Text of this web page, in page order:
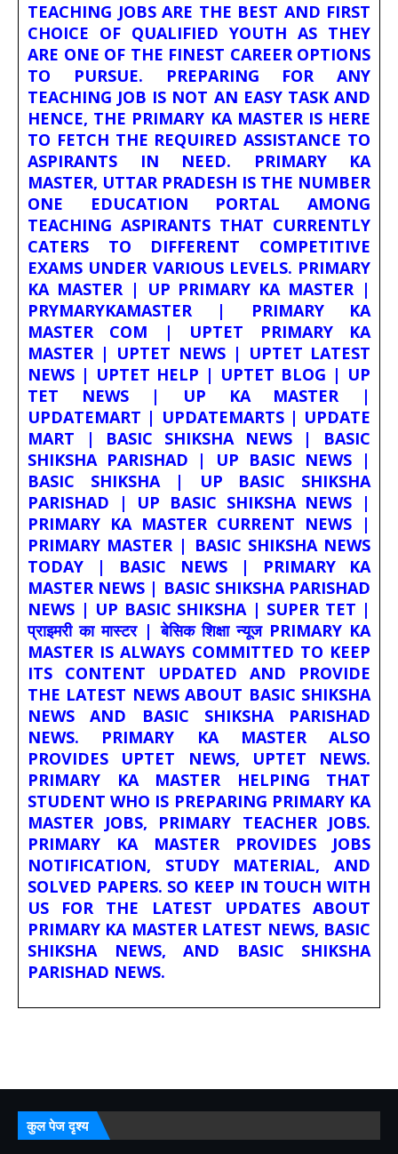
TEACHING JOBS ARE THE BEST AND FIRST
CHOICE OF QUALIFIED YOUTH AS THEY
ARE ONE OF THE FINEST CAREER OPTIONS
TO PURSUE. PREPARING FOR ANY
TEACHING JOB IS NOT AN EASY TASK AND
HENCE, THE PRIMARY KA MASTER IS HERE
TO FETCH THE REQUIRED ASSISTANCE TO
ASPIRANTS IN NEED. PRIMARY KA
MASTER, UTTAR PRADESH IS THE NUMBER
ONE EDUCATION PORTAL AMONG
TEACHING ASPIRANTS THAT CURRENTLY
CATERS TO DIFFERENT COMPETITIVE
EXAMS UNDER VARIOUS LEVELS. PRIMARY
KA MASTER | UP PRIMARY KA MASTER |
PRYMARYKAMASTER | PRIMARY KA
MASTER COM | UPTET PRIMARY KA
MASTER | UPTET NEWS | UPTET LATEST
NEWS | UPTET HELP | UPTET BLOG | UP
TET NEWS | UP KA MASTER |
UPDATEMART | UPDATEMARTS | UPDATE
MART | BASIC SHIKSHA NEWS | BASIC
SHIKSHA PARISHAD | UP BASIC NEWS |
BASIC SHIKSHA | UP BASIC SHIKSHA
PARISHAD | UP BASIC SHIKSHA NEWS |
PRIMARY KA MASTER CURRENT NEWS |
PRIMARY MASTER | BASIC SHIKSHA NEWS
TODAY | BASIC NEWS | PRIMARY KA
MASTER NEWS | BASIC SHIKSHA PARISHAD
NEWS | UP BASIC SHIKSHA | SUPER TET |
प्राइमरी का मास्टर | बेसिक शिक्षा न्यूज PRIMARY KA
MASTER IS ALWAYS COMMITTED TO KEEP
ITS CONTENT UPDATED AND PROVIDE
THE LATEST NEWS ABOUT BASIC SHIKSHA
NEWS AND BASIC SHIKSHA PARISHAD
NEWS. PRIMARY KA MASTER ALSO
PROVIDES UPTET NEWS, UPTET NEWS.
PRIMARY KA MASTER HELPING THAT
STUDENT WHO IS PREPARING PRIMARY KA
MASTER JOBS, PRIMARY TEACHER JOBS.
PRIMARY KA MASTER PROVIDES JOBS
NOTIFICATION, STUDY MATERIAL, AND
SOLVED PAPERS. SO KEEP IN TOUCH WITH
US FOR THE LATEST UPDATES ABOUT
PRIMARY KA MASTER LATEST NEWS, BASIC
SHIKSHA NEWS, AND BASIC SHIKSHA
PARISHAD NEWS.
कुल पेज दृश्य